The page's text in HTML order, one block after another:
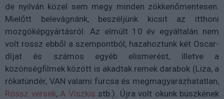
de nyilván közel sem megy minden zökkenőmentesen.
Mielőtt belevágnánk, beszéljünk kicsit az itthoni
mozgóképgyártásról. Az elmúlt 10 év egyáltalán nem
volt rossz ebből a szempontból, hazahoztunk két Oscar-
díjat és számos egyéb elismerést, illetve a
közönségfilmek között is akadtak remek darabok (Liza, a
rókatündér, VAN valami furcsa és megmagyarázhatatlan,
Rossz versek, A Viszkis stb.). Újra volt okunk büszkének